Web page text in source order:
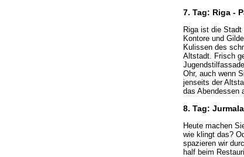
7. Tag: Riga -
Riga ist die
Kontore und
Kulissen des
Altstadt. Frisch
Ohr, auch wenn
jenseits der
das Abendessen
8. Tag:
Heute machen
wie klingt das?
spazieren wir
half beim